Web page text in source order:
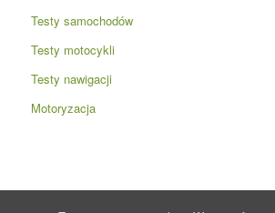
Testy samochodów
Testy motocykli
Testy nawigacji
Motoryzacja